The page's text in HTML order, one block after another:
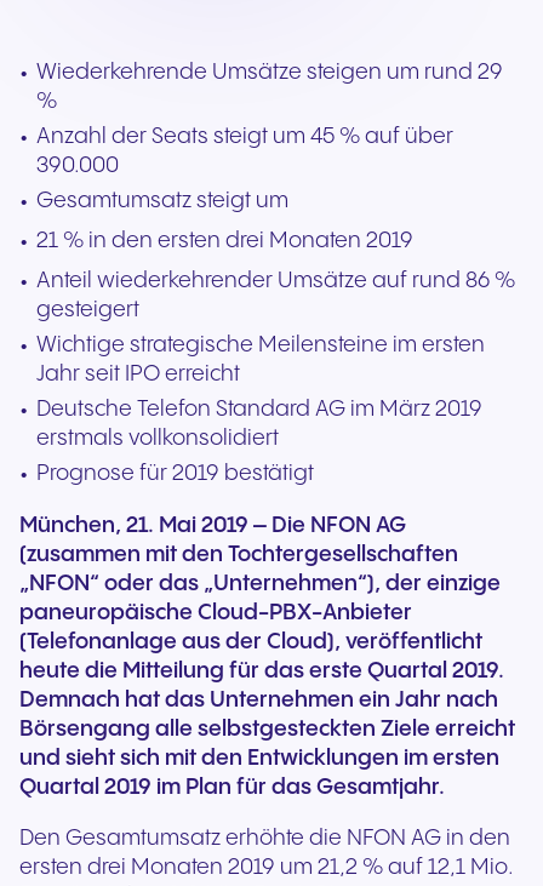
Wiederkehrende Umsätze steigen um rund 29
%
Anzahl der Seats steigt um 45 % auf über
390.000
Gesamtumsatz steigt um
21 % in den ersten drei Monaten 2019
Anteil wiederkehrender Umsätze auf rund 86 %
gesteigert
Wichtige strategische Meilensteine im ersten
Jahr seit IPO erreicht
Deutsche Telefon Standard AG im März 2019
erstmals vollkonsolidiert
Prognose für 2019 bestätigt
München, 21. Mai 2019 – Die NFON AG
(zusammen mit den Tochtergesellschaften
„NFON“ oder das „Unternehmen“), der einzige
paneuropäische Cloud-PBX-Anbieter
(Telefonanlage aus der Cloud), veröffentlicht
heute die Mitteilung für das erste Quartal 2019.
Demnach hat das Unternehmen ein Jahr nach
Börsengang alle selbstgesteckten Ziele erreicht
und sieht sich mit den Entwicklungen im ersten
Quartal 2019 im Plan für das Gesamtjahr.
Den Gesamtumsatz erhöhte die NFON AG in den
ersten drei Monaten 2019 um 21,2 % auf 12,1 Mio.